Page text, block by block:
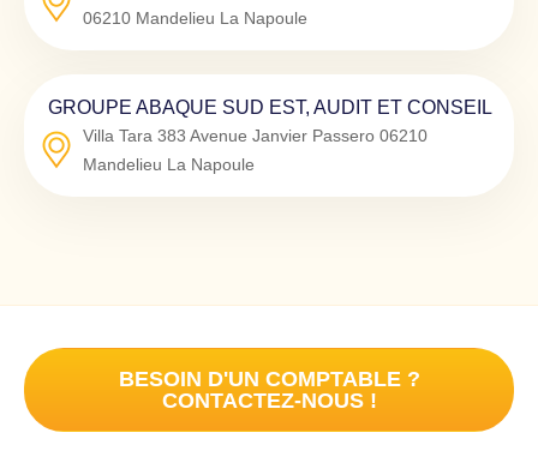
06210 Mandelieu La Napoule
GROUPE ABAQUE SUD EST, AUDIT ET CONSEIL
Villa Tara 383 Avenue Janvier Passero 06210
Mandelieu La Napoule
BESOIN D'UN COMPTABLE ?
CONTACTEZ-NOUS !